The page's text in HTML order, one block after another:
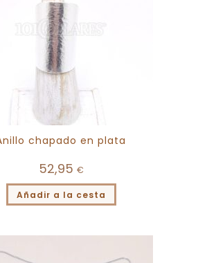
chapado en plata
52,95 €
Añadir a la cesta